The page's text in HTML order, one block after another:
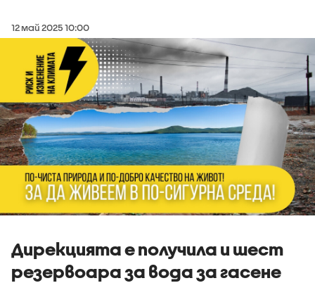
12 май 2025 10:00
Дирекцията е получила и шест
резервоара за вода за гасене